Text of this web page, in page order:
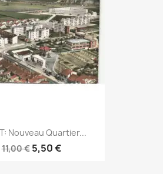
Nouveau Quartier...
11,00 € 5,50 €